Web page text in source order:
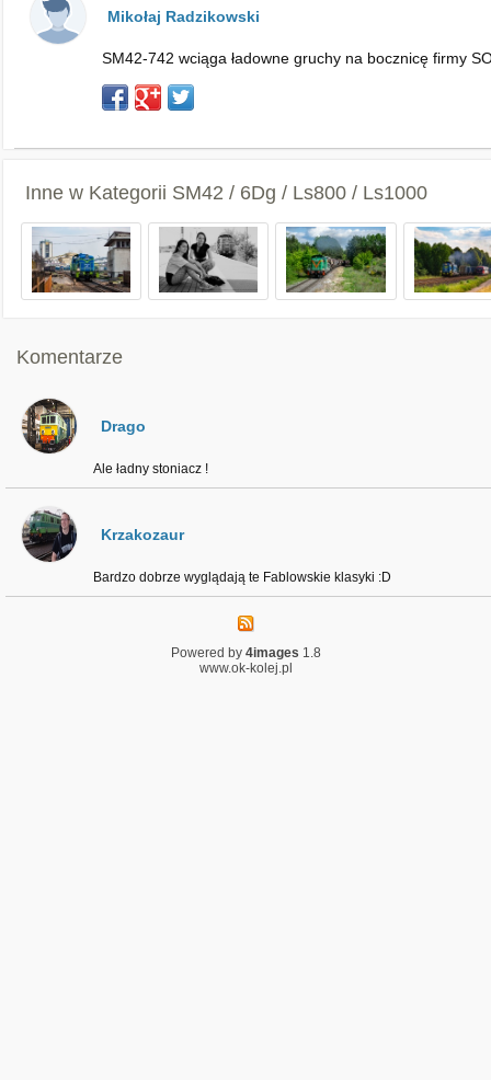
Mikołaj Radzikowski
SM42-742 wciąga ładowne gruchy na bocznicę firmy
Inne w Kategorii SM42 / 6Dg / Ls800 / Ls1000
Komentarze
Drago
Ale ładny stoniacz !
Krzakozaur
Bardzo dobrze wyglądają te Fablowskie klasyki :D
Powered by 4images 1.8
www.ok-kolej.pl